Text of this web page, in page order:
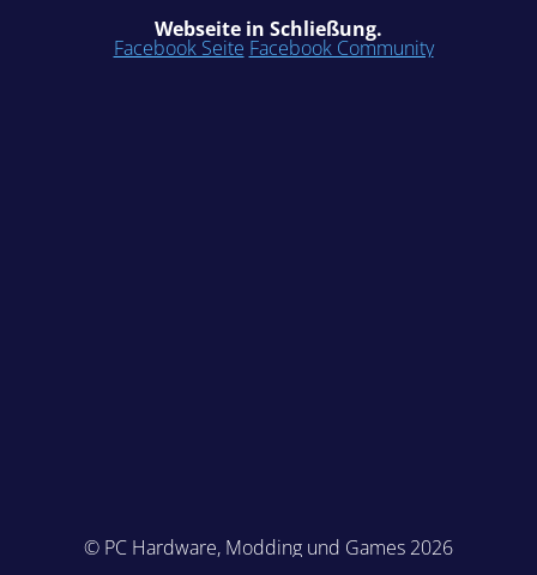
Webseite in Schließung.
Facebook Seite Facebook Community
© PC Hardware, Modding und Games 2026